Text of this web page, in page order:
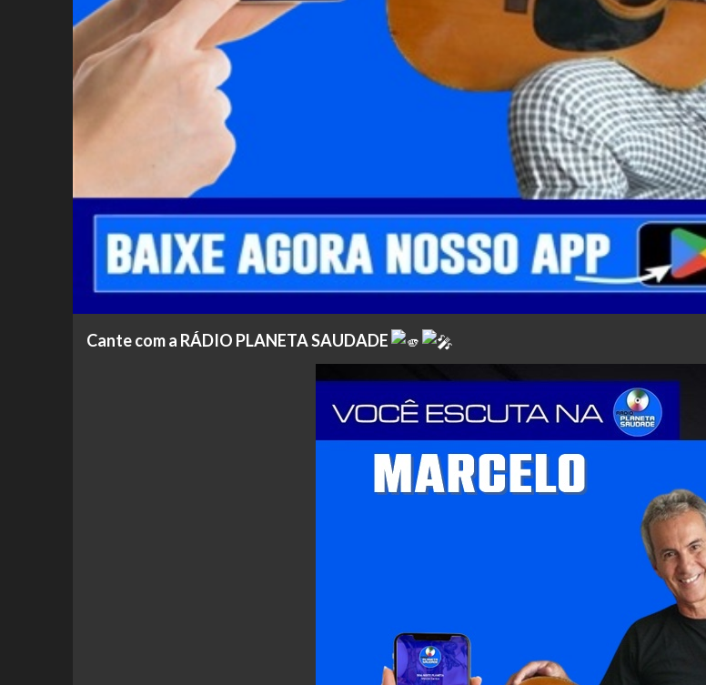
Cante com a RÁDIO PLANETA SAUDADE